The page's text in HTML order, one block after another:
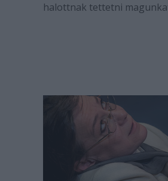
halottnak tettetni